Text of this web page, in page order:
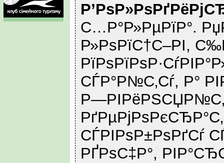
С…Р°Р»РµРїР°.
Р»РѕРїС†С–РІ,
СЃР°Р№С‚Сѓ, Р°
СЃРІРѕР±РѕРґСѓ
РҐРѕС‡Р°,